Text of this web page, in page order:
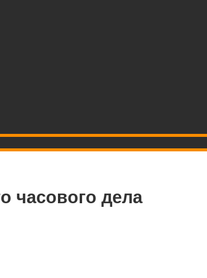
часового дела